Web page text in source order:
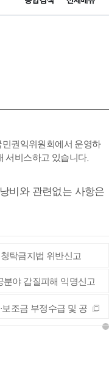
권익위원회에서 운영하
서비스하고 있습니다.
비와 관련없는 사항은
청탁금지법 위반신고
분야 갑질피해 익명신고
보조금 부정수급 및 공